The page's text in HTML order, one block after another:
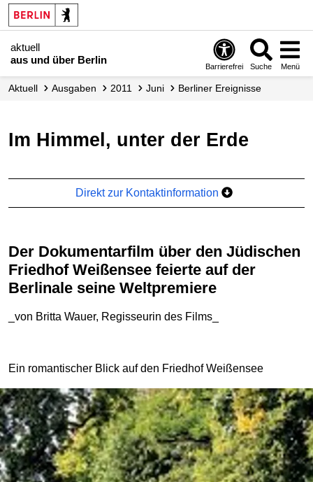
aktuell
aus und über Berlin
Barrierefrei Suche Menü
aktuell Ausgaben 2011 Juni Berliner Ereignisse
Im Himmel, unter der Erde
Direkt zur Kontaktinformation
Der Dokumentarfilm über den Jüdischen
Friedhof Weißensee feierte auf der
Berlinale seine Weltpremiere
_von Britta Wauer, Regisseurin des Films_
Ein romantischer Blick auf den Friedhof Weißensee